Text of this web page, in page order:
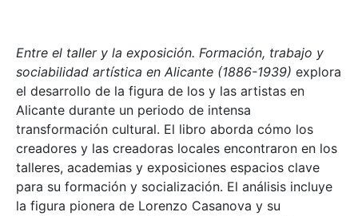
Entre el taller y la exposición. Formación, trabajo y
sociabilidad artística en Alicante (1886-1939) explora
el desarrollo de la figura de los y las artistas en
Alicante durante un periodo de intensa
transformación cultural. El libro aborda cómo los
creadores y las creadoras locales encontraron en los
talleres, academias y exposiciones espacios clave
para su formación y socialización. El análisis incluye
la figura pionera de Lorenzo Casanova y su